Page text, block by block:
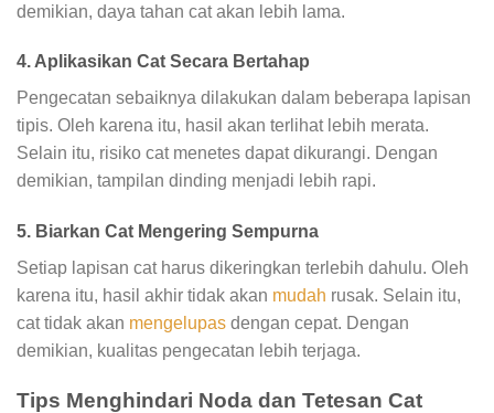
demikian, daya tahan cat akan lebih lama.
4. Aplikasikan Cat Secara Bertahap
Pengecatan sebaiknya dilakukan dalam beberapa lapisan
tipis. Oleh karena itu, hasil akan terlihat lebih merata.
Selain itu, risiko cat menetes dapat dikurangi. Dengan
demikian, tampilan dinding menjadi lebih rapi.
5. Biarkan Cat Mengering Sempurna
Setiap lapisan cat harus dikeringkan terlebih dahulu. Oleh
karena itu, hasil akhir tidak akan mudah rusak. Selain itu,
cat tidak akan mengelupas dengan cepat. Dengan
demikian, kualitas pengecatan lebih terjaga.
Tips Menghindari Noda dan Tetesan Cat